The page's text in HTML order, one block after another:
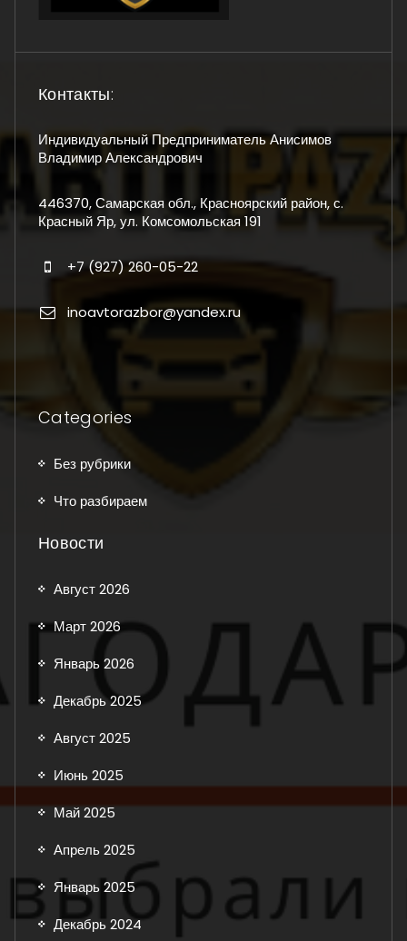
Контакты:
Индивидуальный Предприниматель Анисимов
Владимир Александрович
446370, Самарская обл., Красноярский район, с.
Красный Яр, ул. Комсомольская 191
+7 (927) 260-05-22
inoavtorazbor@yandex.ru
Categories
Без рубрики
Что разбираем
Новости
Август 2026
Март 2026
Январь 2026
Декабрь 2025
Август 2025
Июнь 2025
Май 2025
Апрель 2025
Январь 2025
Декабрь 2024